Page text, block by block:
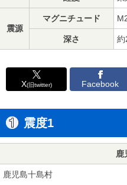
震源
マグニチュード
深さ 約
X(旧twitter) Facebook
震度1
鹿
鹿児島十島村